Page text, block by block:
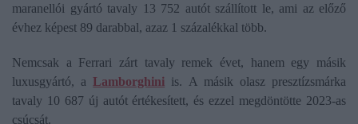
maranellói gyártó tavaly 13 752 autót szállított le, ami az előző
évhez képest 89 darabbal, azaz 1 százalékkal több.
Nemcsak a Ferrari zárt tavaly remek évet, hanem egy másik
luxusgyártó, a Lamborghini is. A másik olasz presztízsmárka
tavaly 10 687 új autót értékesített, és ezzel megdöntötte 2023-as
csúcsát.